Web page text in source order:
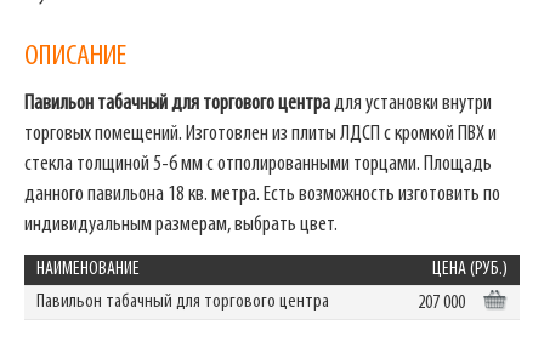
ОПИСАНИЕ
Павильон табачный для торгового центрадля установки внутри
торговых помещений. Изготовлен из плиты ЛДСП с кромкой ПВХ и
стекла толщиной 5-6 мм с отполированными торцами. Площадь
данного павильона 18 кв. метра. Есть возможность изготовить по
индивидуальным размерам, выбрать цвет.
НАИМЕНОВАНИЕ
ЦЕНА (РУБ.)
Павильон табачный для торгового центра
207 000